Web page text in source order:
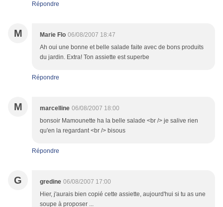
Répondre
M Marie Flo 06/08/2007 18:47
Ah oui une bonne et belle salade faite avec de bons produits
du jardin. Extra! Ton assiette est superbe
Répondre
M marcelline 06/08/2007 18:00
bonsoir Mamounette ha la belle salade <br /> je salive rien
qu'en la regardant <br /> bisous
Répondre
G gredine 06/08/2007 17:00
Hier, j'aurais bien copié cette assiette, aujourd'hui si tu as une
soupe à proposer ...